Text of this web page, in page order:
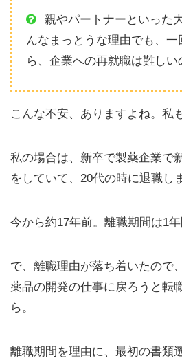
親やパートナーといった
んなまっとうな理由でも、一
ら、企業への再就職は難しい
こんな不安、ありますよね。私
私の場合は、新卒で製薬企業で
をしていて、20代の時に退職し
今から約17年前。離職期間は1年
で、離職理由が落ち着いたので
薬品の開発の仕事に戻ろうと転
ら。
離職期間を理由に、最初の書類